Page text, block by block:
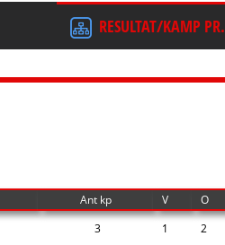
RESULTAT/KAMP PR.
Ant kp V O
3 1 2